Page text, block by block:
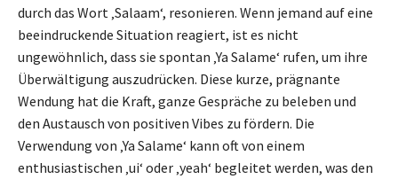
durch das Wort ‚Salaam‘, resonieren. Wenn jemand auf eine
beeindruckende Situation reagiert, ist es nicht
ungewöhnlich, dass sie spontan ‚Ya Salame‘ rufen, um ihre
Überwältigung auszudrücken. Diese kurze, prägnante
Wendung hat die Kraft, ganze Gespräche zu beleben und
den Austausch von positiven Vibes zu fördern. Die
Verwendung von ‚Ya Salame‘ kann oft von einem
enthusiastischen ‚ui‘ oder ‚yeah‘ begleitet werden, was den